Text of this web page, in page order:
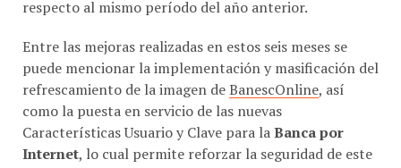
puede mencionar la implementación y masificación del
refrescamiento de la imagen deBanescOnline, así
como la puesta en servicio de las nuevas
Características Usuario y Clave para laBanca por
Internet, lo cual permite reforzar la seguridad de este
canal de atención.